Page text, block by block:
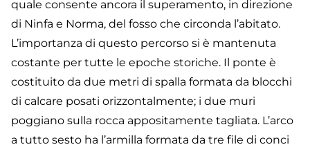
quale consente ancora il superamento, in direzione
di Ninfa e Norma, del fosso che circonda l’abitato.
L’importanza di questo percorso si è mantenuta
costante per tutte le epoche storiche. Il ponte è
costituito da due metri di spalla formata da blocchi
di calcare posati orizzontalmente; i due muri
poggiano sulla rocca appositamente tagliata. L’arco
a tutto sesto ha l’armilla formata da tre file di conci